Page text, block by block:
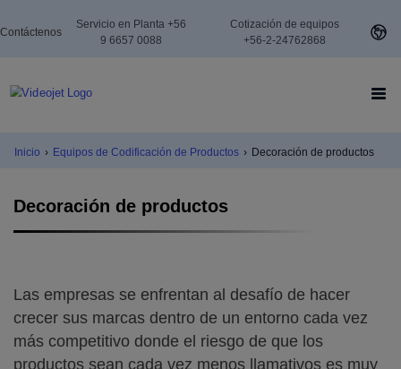
Contáctenos
Servicio en Planta +56
9 6657 0088
Cotización de equipos
+56-2-24762868
Inicio › Equipos de Codificación de Productos › Decoración de productos
Decoración de productos
Las empresas se enfrentan al desafío de hacer
crecer sus marcas dentro de un entorno cada vez
más competitivo donde el riesgo de que los
productos sean cada vez menos llamativos es muy